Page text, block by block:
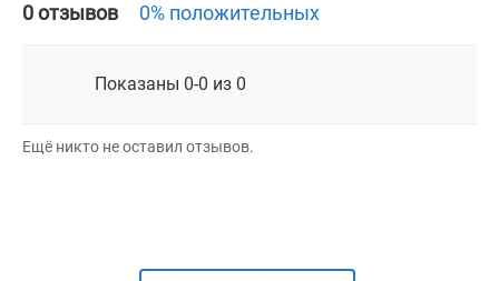
0 отзывов 0% положительных
Показаны 0-0 из 0
Ещё никто не оставил отзывов.